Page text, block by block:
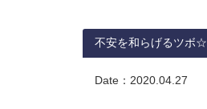
不安を和らげるツボ☆
Date： 2020.04.27